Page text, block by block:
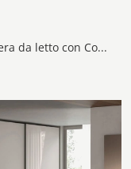
Vuoi arredare la camera da letto con Comodini e cassettiere di Maronese? Ti presentiamo il modello Gruppo Oslo in melaminico per spazi design.